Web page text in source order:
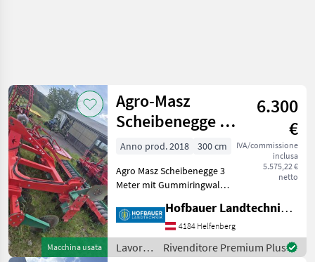
Macchina usata
Agro-Masz
Scheibenegge BT
300
6.300
€
IVA/commissione
inclusa
5.575,22 €
netto
Anno prod. 2018
300 cm
Agro Masz Scheibenegge 3
Meter mit Gummiringwalze
höhenverstellbar Super
Zustand , ... Sofort
Verfügbar !!! Erpice a dischi,
: Erpice a dischi Lavorazio
Hofbauer Landtechnik GmbH
4184 Helfenberg
LavorazioneRivenditore Premium Plus